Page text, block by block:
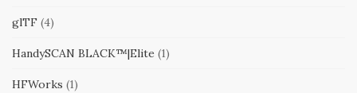
glTF (4)
HandySCAN BLACK™|Elite (1)
HFWorks (1)